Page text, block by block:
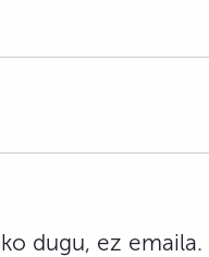
dugu, ez emaila.